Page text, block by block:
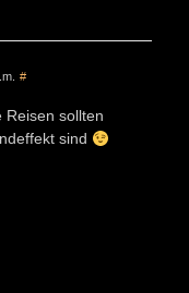
#
Reisen sollten
sind